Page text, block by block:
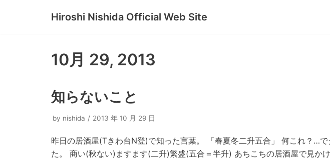
Hiroshi Nishida Official Web Site
10月 29, 2013
知らないこと
by nishida 2013 年 10 月 29 日
昨日の居酒屋(Tきわ台N登)で知った言葉。 「春夏冬二升五合」 何これ？…
た。 商い(秋ない)ますます(二升)繁盛(五合＝半升) あちこちの居酒屋で見か